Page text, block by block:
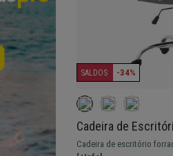
SALDOS -34%
Cadeira de
Acolchoado, Base
Cadeira de escritório